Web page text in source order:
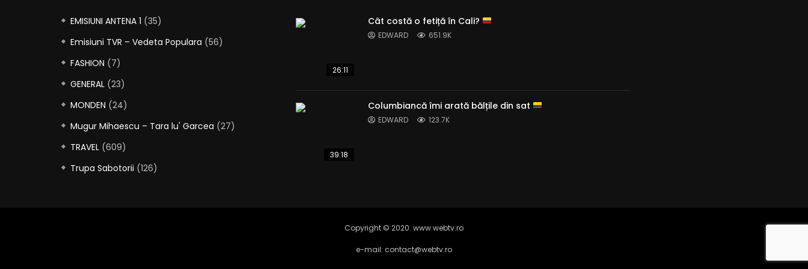
EMISIUNI ANTENA 1 (35)
Emisiuni TVR – Vedeta Populara (56)
FASHION (7)
GENERAL (23)
MONDEN (24)
Mugur Mihaescu – Tara lu' Garcea (27)
TRAVEL (609)
Trupa Sabotorii (126)
26:11
Cât costă o fetiță în Cali?
EDWARD 651.9K
39:18
Columbiancă îmi arată bălțile din sat
EDWARD 123.7K
Copyright © 2020. www.webtv.ro
e-mail: contact@webtv.ro